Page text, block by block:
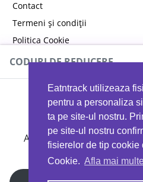
Eatntrack utilizeaza
pentru a personaliza
ta pe site-ul nostru.
pe site-ul nostru
fisierelor de tip cookie
Cookie. Afla mai
Contact
Termeni și condiții
Politica Cookie
Politica de confidențialitate
CODURI DE REDUCERE
Ai 40%reducere la orice